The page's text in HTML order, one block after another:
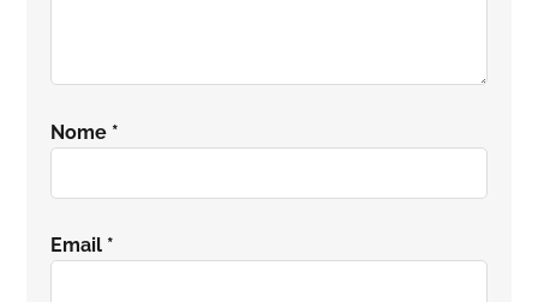
Nome *
Email *